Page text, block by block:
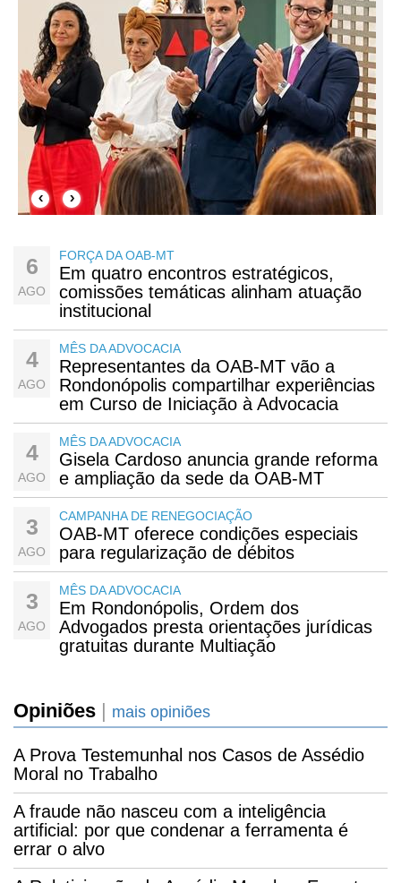
‹ ›
6
AGO
FORÇA DA OAB-MT
Em quatro encontros estratégicos,
comissões temáticas alinham atuação
institucional
4
AGO
MÊS DA ADVOCACIA
Representantes da OAB-MT vão a
Rondonópolis compartilhar experiências
em Curso de Iniciação à Advocacia
4
AGO
MÊS DA ADVOCACIA
Gisela Cardoso anuncia grande reforma
e ampliação da sede da OAB-MT
3
AGO
CAMPANHA DE RENEGOCIAÇÃO
OAB-MT oferece condições especiais
para regularização de débitos
3
AGO
MÊS DA ADVOCACIA
Em Rondonópolis, Ordem dos
Advogados presta orientações jurídicas
gratuitas durante Multiação
Opiniões mais opiniões
A Prova Testemunhal nos Casos de Assédio
Moral no Trabalho
A fraude não nasceu com a inteligência
artificial: por que condenar a ferramenta é
errar o alvo